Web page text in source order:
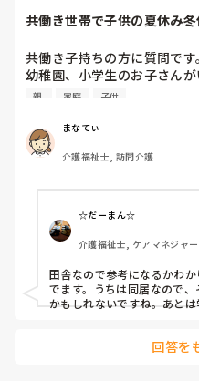
共働き世帯で子供の夏休み
共働き子持ちの方に質問です。
幼稚園、小学生のお子さん
子供の預け先はどうされてい
保育を利用するのは高額す
育に充てることになりそうで
親 家庭 子供
まなてぃ
介護福祉士, 訪問介護
☆だーまん☆
介護福祉士, ケアマネジャ
田舎なので参考になるかわ
でます。うちは同居なので
かもしれないですね。あと
回答を